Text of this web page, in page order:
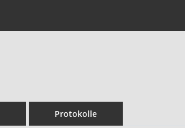
Protokolle